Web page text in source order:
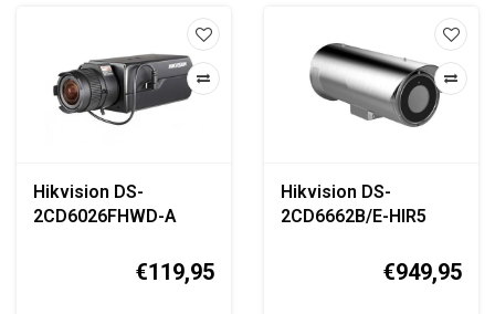
Hikvision DS-
2CD6026FHWD-A
€119,95
Hikvision DS-
2CD6662B/E-HIR5
€949,95